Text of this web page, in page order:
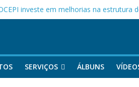
investe em melhorias na estrutura
dos Pais e das Mães da APOCEPI
SERVIÇOS ÁLBUNS